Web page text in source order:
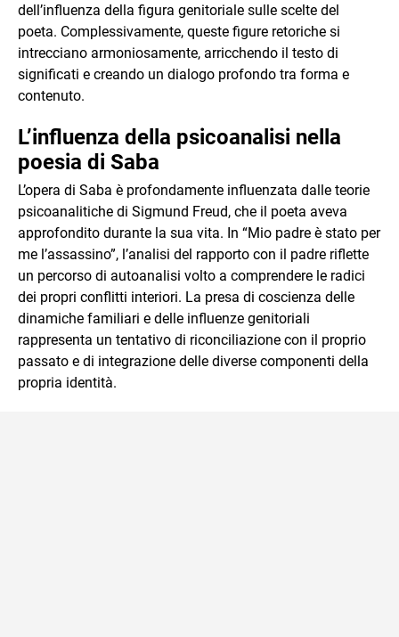
dell’influenza della figura genitoriale sulle scelte del
poeta. Complessivamente, queste figure retoriche si
intrecciano armoniosamente, arricchendo il testo di
significati e creando un dialogo profondo tra forma e
contenuto.
L’influenza della psicoanalisi nella
poesia di Saba
L’opera di Saba è profondamente influenzata dalle teorie
psicoanalitiche di Sigmund Freud, che il poeta aveva
approfondito durante la sua vita. In “Mio padre è stato per
me l’assassino”, l’analisi del rapporto con il padre riflette
un percorso di autoanalisi volto a comprendere le radici
dei propri conflitti interiori. La presa di coscienza delle
dinamiche familiari e delle influenze genitoriali
rappresenta un tentativo di riconciliazione con il proprio
passato e di integrazione delle diverse componenti della
propria identità.